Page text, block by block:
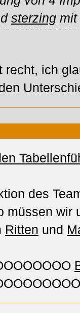
sterzing mit
recht, ich
des
müssen wir
Ritten und